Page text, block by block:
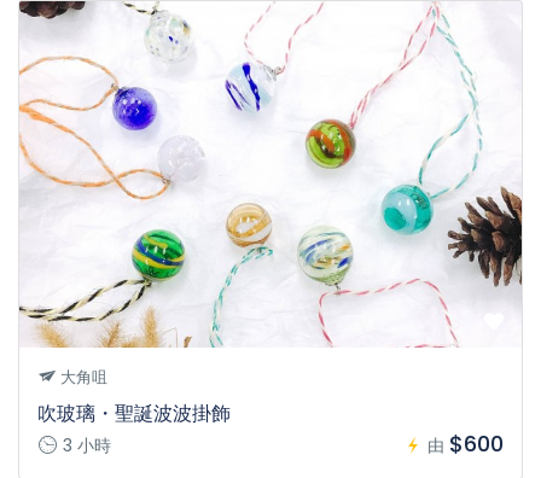
大角咀
吹玻璃・聖誕波波掛飾
3 小時 由 $600